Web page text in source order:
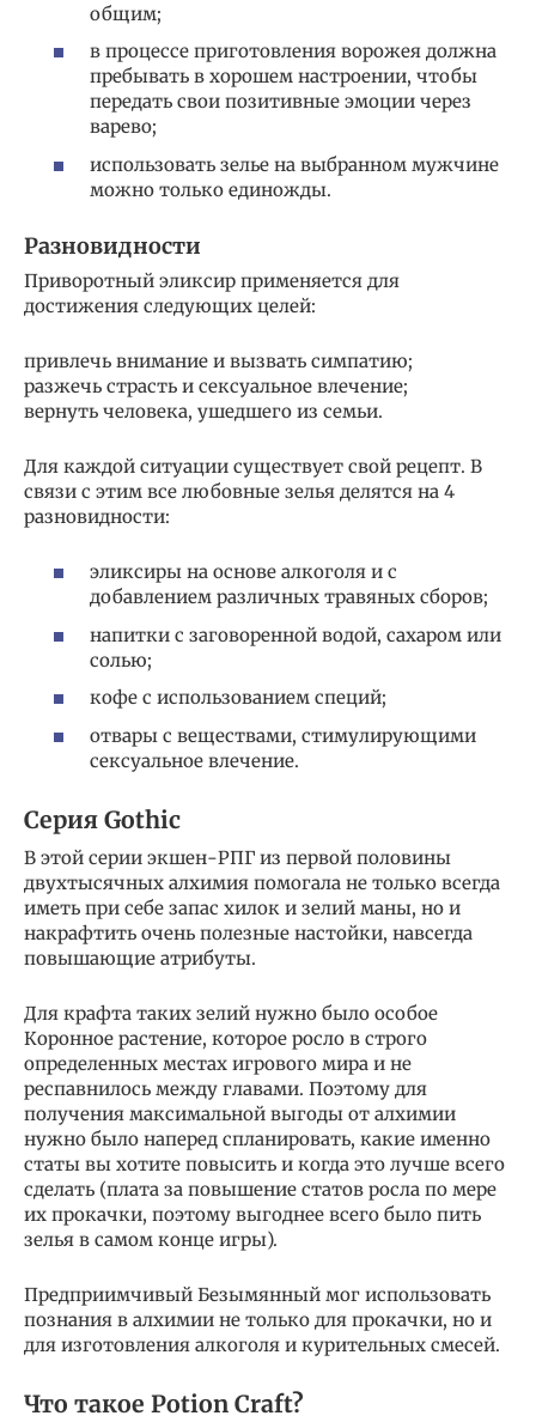
общим;
в процессе приготовления ворожея должна
пребывать в хорошем настроении, чтобы
передать свои позитивные эмоции через
варево;
использовать зелье на выбранном мужчине
можно только единожды.
Разновидности
Приворотный эликсир применяется для
достижения следующих целей:
привлечь внимание и вызвать симпатию;
разжечь страсть и сексуальное влечение;
вернуть человека, ушедшего из семьи.
Для каждой ситуации существует свой рецепт. В
связи с этим все любовные зелья делятся на 4
разновидности:
эликсиры на основе алкоголя и с
добавлением различных травяных сборов;
напитки с заговоренной водой, сахаром или
солью;
кофе с использованием специй;
отвары с веществами, стимулирующими
сексуальное влечение.
Серия Gothic
В этой серии экшен-РПГ из первой половины
двухтысячных алхимия помогала не только всегда
иметь при себе запас хилок и зелий маны, но и
накрафтить очень полезные настойки, навсегда
повышающие атрибуты.
Для крафта таких зелий нужно было особое
Коронное растение, которое росло в строго
определенных местах игрового мира и не
респавнилось между главами. Поэтому для
получения максимальной выгоды от алхимии
нужно было наперед спланировать, какие именно
статы вы хотите повысить и когда это лучше всего
сделать (плата за повышение статов росла по мере
их прокачки, поэтому выгоднее всего было пить
зелья в самом конце игры).
Предприимчивый Безымянный мог использовать
познания в алхимии не только для прокачки, но и
для изготовления алкоголя и курительных смесей.
Что такое Potion Craft?